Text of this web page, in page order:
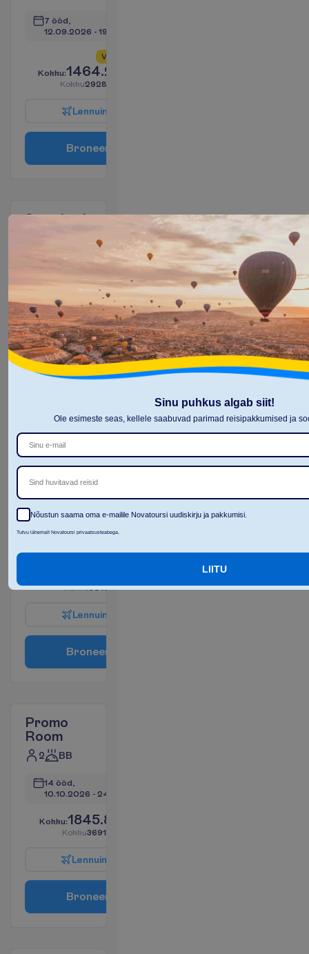
7 ööd,
12.09.2026 - 19.09.2026
V
Kokku:1464.22
Kokku2928.45
Lennuin
Broneer
Standard
19.09.2026
26.09.2026
Kokku:1468.09€/reisija
Kokku2936.18€/pakett
Lennuinfo
Standard
Room
2 HB
12.09.2026 - 19.09.2026
Kokku3016.18€/pakett
Lennuin
Broneer
Promo
Room
2 BB
14 ööd,
10.10.2026 - 24.10.2026
Kokku:1845.83
Kokku3691.66
Lennuin
Broneer
Sinu puhkus algab siit!
Ole esimeste seas, kellele saabuvad parimad reisipakkumised ja
Sind huvitavad reisid
Nõustun saama oma e-mailile Novatoursi uudiskirju ja pakkumisi.
Tutvu lähemalt Novatoursi privaatsusteabega.
LIITU